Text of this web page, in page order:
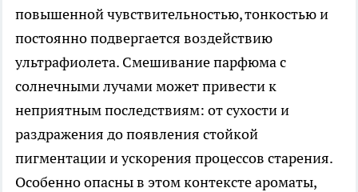
повышенной чувствительностью, тонкостью и
постоянно подвергается воздействию
ультрафиолета. Смешивание парфюма с
солнечными лучами может привести к
неприятным последствиям: от сухости и
раздражения до появления стойкой
пигментации и ускорения процессов старения.
Особенно опасны в этом контексте ароматы,